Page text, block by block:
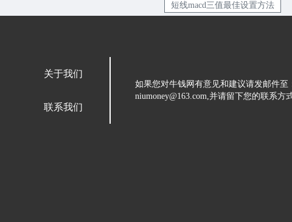
短线macd三值最佳设置方法
关于我们
联系我们
如果您对牛钱网有意见和建议请发邮件至
niumoney@163.com,并请留下您的联系方